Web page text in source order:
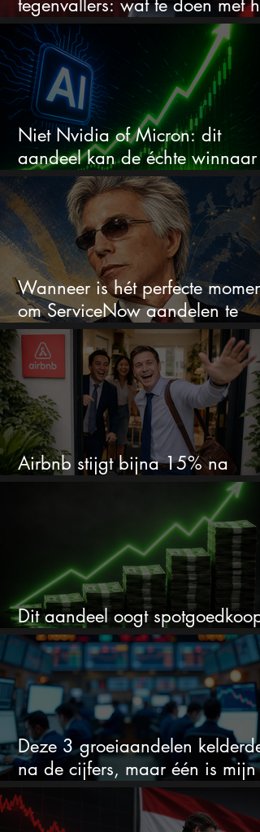
tegenvallers: wat te doen met
aandeel?
Niet Nvidia of Micron: dit
aandeel kan de échte winnaar
van de AI-race worden
Wanneer is hét perfecte moment
om ServiceNow aandelen te
kopen?
Airbnb stijgt bijna 15% na
cijfers: vooral dit AI-cijfer valt op
Dit aandeel oogt spotgoedkoop
voor hoeveel het kan stijgen
Deze 3 groeiaandelen
na de cijfers, maar één is mijn
duidelijke favoriet